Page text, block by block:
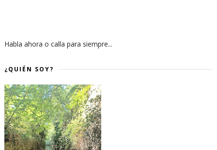
Habla ahora o calla para siempre...
¿QUIÉN SOY?